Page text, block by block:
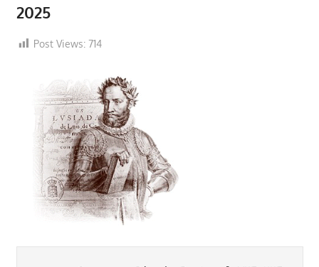
2025
Post Views: 714